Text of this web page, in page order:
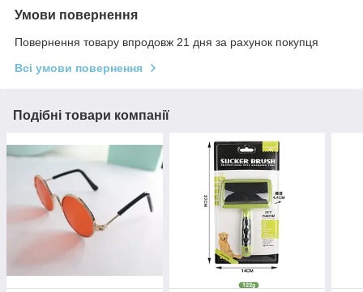
Умови повернення
Повернення товару впродовж 21 дня за рахунок покупця
Всі умови повернення
Подібні товари компанії